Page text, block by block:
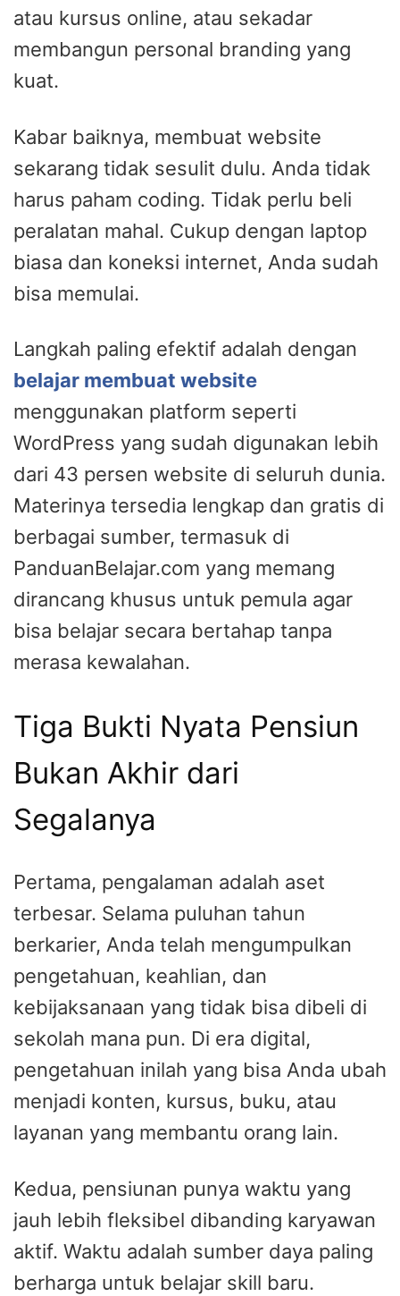
atau kursus online, atau sekadar
membangun personal branding yang
kuat.
Kabar baiknya, membuat website
sekarang tidak sesulit dulu. Anda tidak
harus paham coding. Tidak perlu beli
peralatan mahal. Cukup dengan laptop
biasa dan koneksi internet, Anda sudah
bisa memulai.
Langkah paling efektif adalah dengan
belajar membuat website
menggunakan platform seperti
WordPress yang sudah digunakan lebih
dari 43 persen website di seluruh dunia.
Materinya tersedia lengkap dan gratis di
berbagai sumber, termasuk di
PanduanBelajar.com yang memang
dirancang khusus untuk pemula agar
bisa belajar secara bertahap tanpa
merasa kewalahan.
Tiga Bukti Nyata Pensiun
Bukan Akhir dari
Segalanya
Pertama, pengalaman adalah aset
terbesar. Selama puluhan tahun
berkarier, Anda telah mengumpulkan
pengetahuan, keahlian, dan
kebijaksanaan yang tidak bisa dibeli di
sekolah mana pun. Di era digital,
pengetahuan inilah yang bisa Anda ubah
menjadi konten, kursus, buku, atau
layanan yang membantu orang lain.
Kedua, pensiunan punya waktu yang
jauh lebih fleksibel dibanding karyawan
aktif. Waktu adalah sumber daya paling
berharga untuk belajar skill baru.